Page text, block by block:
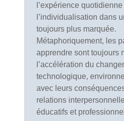
l’expérience quotidienne
l’individualisation dans
toujours plus marquée.
Métaphoriquement, les
apprendre sont toujours
l’accélération du
technologique,
avec leurs
relations
éducatifs et